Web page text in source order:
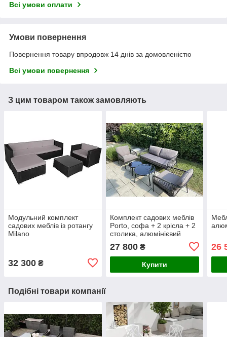
Всі умови оплати
Умови повернення
Повернення товару впродовж 14 днів за домовленістю
Всі умови повернення
З цим товаром також замовляють
Модульний комплект
садових меблів із ротангу
Milano
32 300 ₴
Комплект садових меблів
Porto, софа + 2 крісла + 2
столика, алюмінієвий
27 800₴
Купити
26
Подібні товари компанії